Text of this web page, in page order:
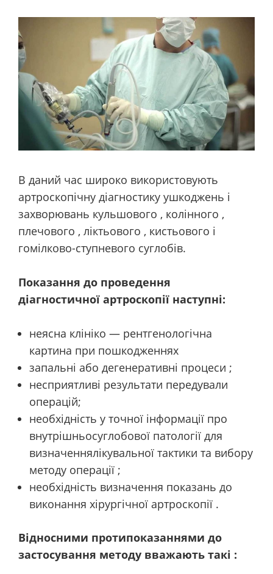
В даний час широко використовують
артроскопічну діагностику ушкоджень і
захворювань кульшового , колінного ,
плечового , ліктьового , кистьового і
гомілково-ступневого суглобів.
Показання до проведення
діагностичної артроскопії наступні:
неясна клініко — рентгенологічна
картина при пошкодженнях
запальні або дегенеративні процеси ;
несприятливі результати передували
операцій;
необхідність у точної інформації про
внутрішньосуглобової патології для
визначеннялікувальної тактики та вибору
методу операції ;
необхідність визначення показань до
виконання хірургічної артроскопії .
Відносними протипоказаннями до
застосування методу вважають такі :